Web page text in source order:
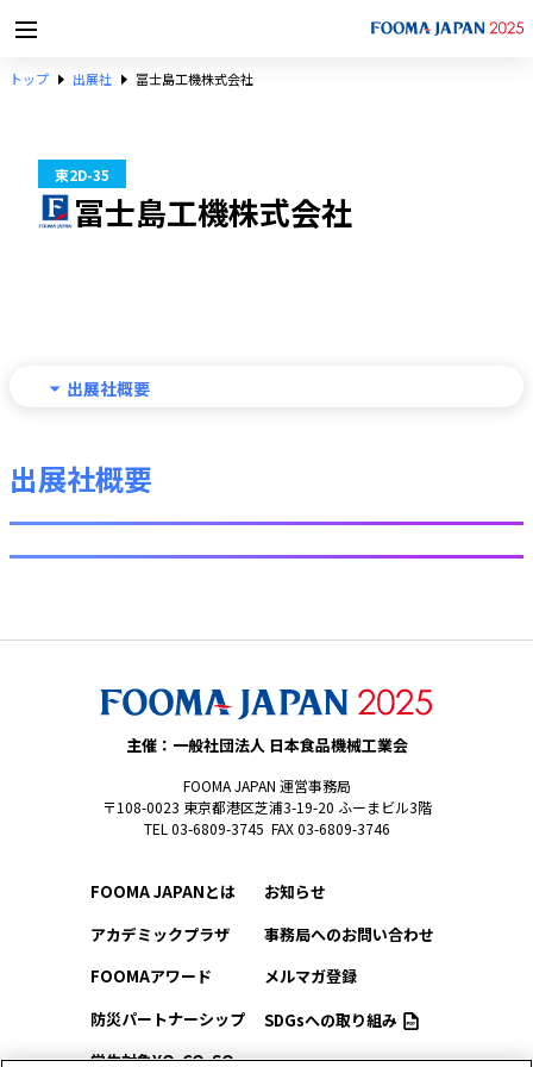
トップ 出展社 冨士島工機株式会社
東2D-35
冨士島工機株式会社
出展社概要
出展社概要
主催：一般社団法人 日本食品機械工業会
FOOMA JAPAN 運営事務局
〒108-0023 東京都港区芝浦3-19-20 ふーまビル3階
TEL 03-6809-3745 FAX 03-6809-3746
FOOMA JAPANとは
アカデミックプラザ
FOOMAアワード
防災パートナーシップ
学生対象YO-CO-SO
お知らせ
事務局へのお問い合わせ
メルマガ登録
SDGsへの取り組み